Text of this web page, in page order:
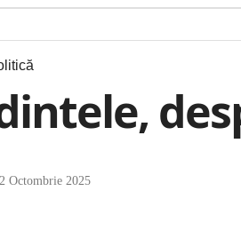
Octombrie 2025